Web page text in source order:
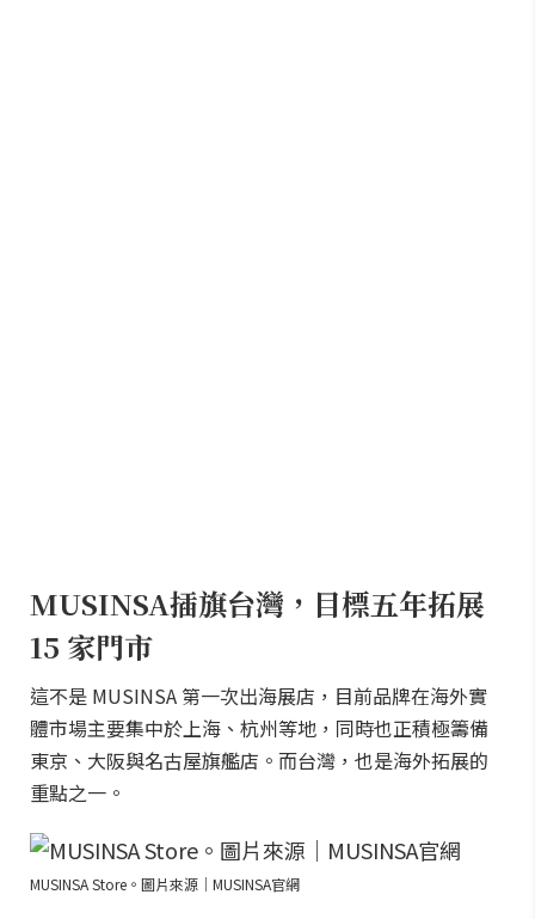
MUSINSA插旗台灣，目標五年拓展
15 家門市
這不是 MUSINSA 第一次出海展店，目前品牌在海外實
體市場主要集中於上海、杭州等地，同時也正積極籌備
東京、大阪與名古屋旗艦店。而台灣，也是海外拓展的
重點之一。
MUSINSA Store。圖片來源｜MUSINSA官網